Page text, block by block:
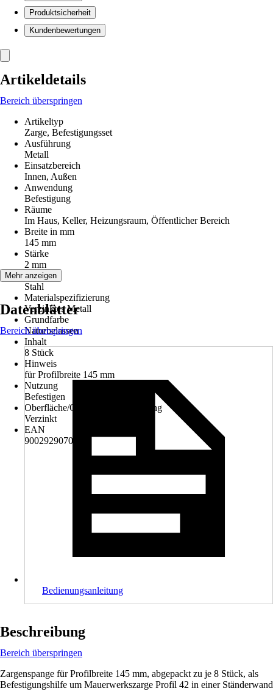
Produktsicherheit
Kundenbewertungen
Artikeldetails
Bereich überspringen
Artikeltyp
Zarge, Befestigungsset
Ausführung
Metall
Einsatzbereich
Innen, Außen
Anwendung
Befestigung
Räume
Im Haus, Keller, Heizungsraum, Öffentlicher Bereich
Breite in mm
145 mm
Stärke
2 mm
Material
Stahl
Materialspezifizierung
Verzinktes Metall
Grundfarbe
Naturbelassen
Inhalt
8 Stück
Hinweis
für Profilbreite 145 mm
Nutzung
Befestigen
Oberfläche/Oberflächenbehandlung
Verzinkt
EAN
9002929070707
Mehr anzeigen
Datenblätter
Bereich überspringen
Bedienungsanleitung
Beschreibung
Bereich überspringen
Zargenspange für Profilbreite 145 mm, abgepackt zu je 8 Stück, als
Befestigungshilfe um Mauerwerkszarge Profil 42 in einer Ständerwand